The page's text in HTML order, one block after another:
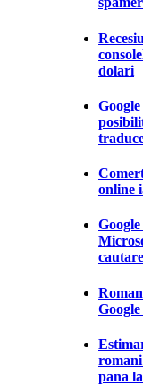
dolari
online
pana